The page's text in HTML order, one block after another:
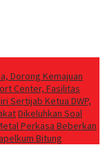
Dorong Kemajuan
Center, Fasilitas
Sertijab Ketua DWP,
Dikeluhkan Soal
Perkasa Beberkan
Bitung